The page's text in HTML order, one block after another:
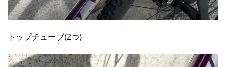
トップチューブ(2つ)